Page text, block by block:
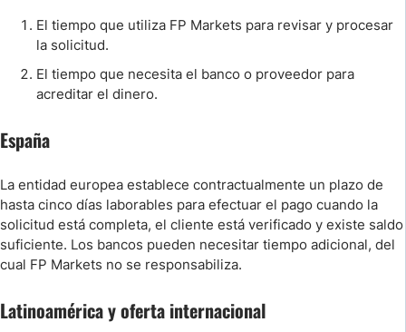
El tiempo que utiliza FP Markets para revisar y procesar
la solicitud.
El tiempo que necesita el banco o proveedor para
acreditar el dinero.
España
La entidad europea establece contractualmente un plazo de
hasta cinco días laborables para efectuar el pago cuando la
solicitud está completa, el cliente está verificado y existe saldo
suficiente. Los bancos pueden necesitar tiempo adicional, del
cual FP Markets no se responsabiliza.
Latinoamérica y oferta internacional